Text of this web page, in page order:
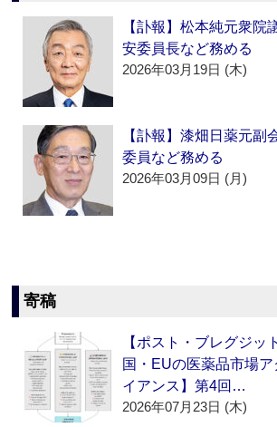
【訃報】松本純元衆院
安委員長など務める
2026年03月19日 (木)
【訃報】漆畑日薬元副
委員など務める
2026年03月09日 (月)
寄稿
【ポスト・ブレグジッ
国・EUの医薬品市場
イアンス】第4回…
2026年07月23日 (木)